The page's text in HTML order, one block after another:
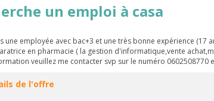
un emploi à casa
une employée avec bac+3 et une très bonne expérience
en pharmacie ( la gestion d'informatique,vente
veuillez me contacter svp sur le numéro 0602508770
de l'offre